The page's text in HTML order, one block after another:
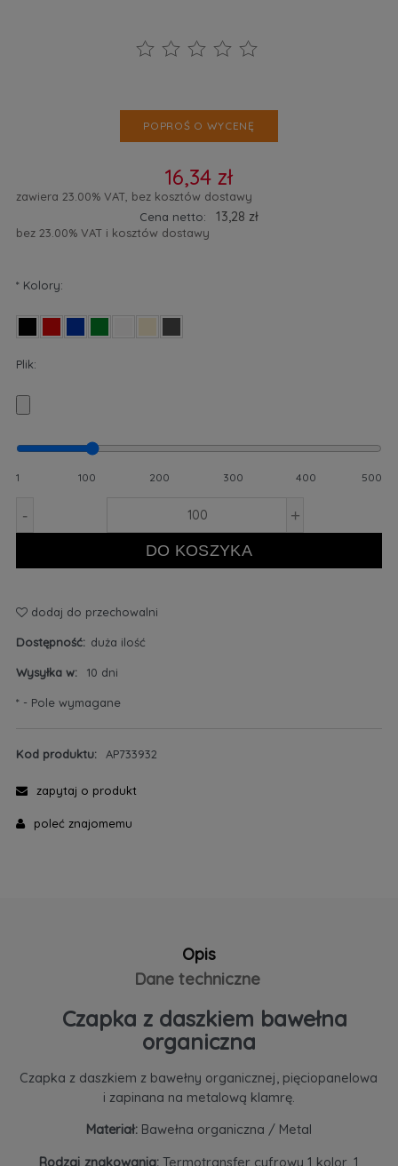
POPROŚ O WYCENĘ
16,34 zł
zawiera 23.00% VAT, bez kosztów dostawy
Cena netto:
13,28 zł
bez 23.00% VAT i kosztów dostawy
* Kolory:
Plik:
1 100 200 300 400 500
- +
DO KOSZYKA
dodaj do przechowalni
Dostępność: duża ilość
Wysyłka w: 10 dni
* - Pole wymagane
Kod produktu: AP733932
zapytaj o produkt
poleć znajomemu
Opis
Dane techniczne
Czapka z daszkiem bawełna
organiczna
Czapka z daszkiem z bawełny organicznej, pięciopanelowa
i zapinana na metalową klamrę.
Materiał:Bawełna organiczna / Metal
Rodzaj znakowania:Termotransfer cyfrowy 1 kolor, 1